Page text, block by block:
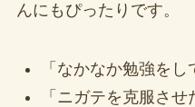
んにもぴったりです。
「なかなか勉強をし
「ニガテを克服させ